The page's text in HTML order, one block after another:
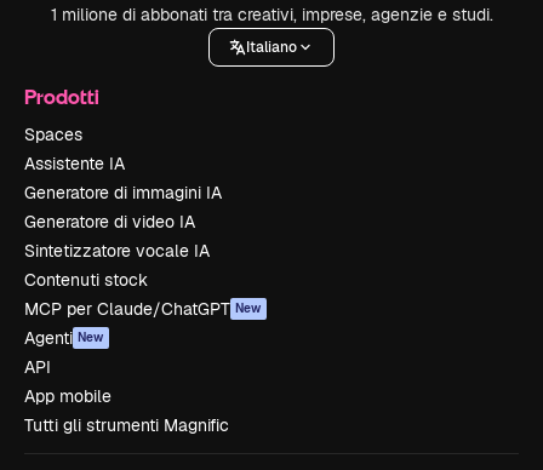
1 milione di abbonati tra creativi, imprese, agenzie e studi.
Italiano
Prodotti
Spaces
Assistente IA
Generatore di immagini IA
Generatore di video IA
Sintetizzatore vocale IA
Contenuti stock
MCP per Claude/ChatGPT New
Agenti New
API
App mobile
Tutti gli strumenti Magnific